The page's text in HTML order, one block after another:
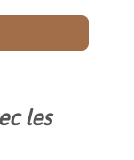
les